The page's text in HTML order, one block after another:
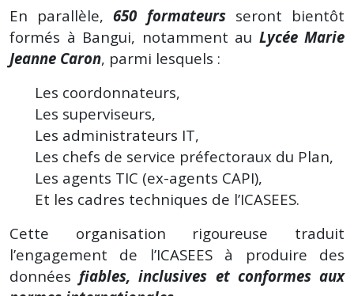
En parallèle, 650 formateurs seront bientôt
formés à Bangui, notamment au Lycée Marie
Jeanne Caron, parmi lesquels :
Les coordonnateurs,
Les superviseurs,
Les administrateurs IT,
Les chefs de service préfectoraux du Plan,
Les agents TIC (ex-agents CAPI),
Et les cadres techniques de l’ICASEES.
Cette organisation rigoureuse traduit
l’engagement de l’ICASEES à produire des
donnéesfiables, inclusives et conformes aux